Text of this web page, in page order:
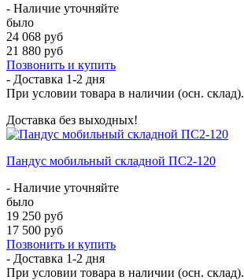
- Наличие уточняйте
было
24 068 руб
21 880 руб
Позвонить и купить
- Доставка 1-2 дня
При условии товара в наличии (осн. склад).
Доставка без выходных!
Пандус мобильный складной ПС2-120
- Наличие уточняйте
было
19 250 руб
17 500 руб
Позвонить и купить
- Доставка 1-2 дня
При условии товара в наличии (осн. склад).